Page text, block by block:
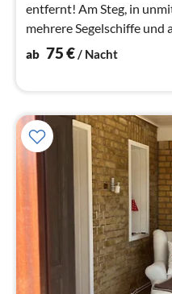
entfernt! Am Steg, in
mehrere Segelschiffe und
ab 75€/ Nacht